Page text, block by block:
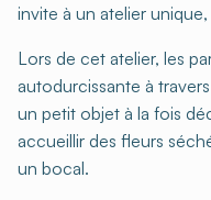
invite à un atelier
Lors de cet atelier, les
autodurcissante à
un petit objet à la fois
accueillir des fleurs
un bocal.